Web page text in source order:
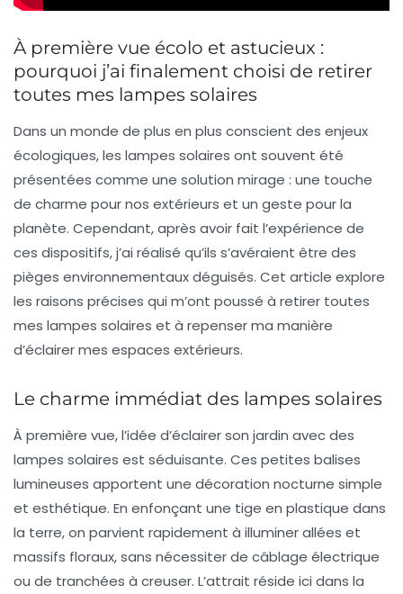
À première vue écolo et astucieux :
pourquoi j’ai finalement choisi de retirer
toutes mes lampes solaires
Dans un monde de plus en plus conscient des enjeux
écologiques, les lampes solaires ont souvent été
présentées comme une solution mirage : une touche
de charme pour nos extérieurs et un geste pour la
planète. Cependant, après avoir fait l’expérience de
ces dispositifs, j’ai réalisé qu’ils s’avéraient être des
pièges environnementaux déguisés. Cet article explore
les raisons précises qui m’ont poussé à retirer toutes
mes lampes solaires et à repenser ma manière
d’éclairer mes espaces extérieurs.
Le charme immédiat des lampes solaires
À première vue, l’idée d’éclairer son jardin avec des
lampes solaires est séduisante. Ces petites balises
lumineuses apportent une décoration nocturne simple
et esthétique. En enfonçant une tige en plastique dans
la terre, on parvient rapidement à illuminer allées et
massifs floraux, sans nécessiter de câblage électrique
ou de tranchées à creuser. L’attrait réside ici dans la